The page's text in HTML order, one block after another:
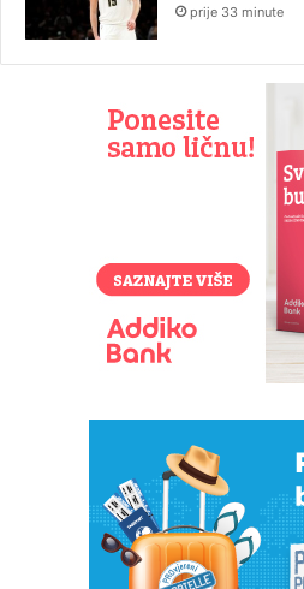
prije 33 minute